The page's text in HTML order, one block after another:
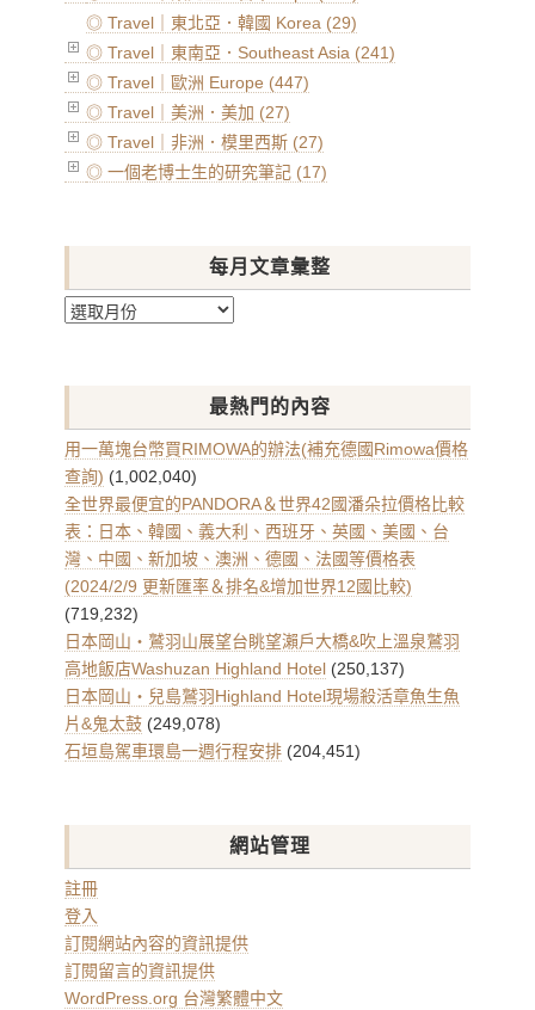
◎ Travel｜東北亞．韓國 Korea (29)
◎ Travel｜東南亞．Southeast Asia (241)
◎ Travel｜歐洲 Europe (447)
◎ Travel｜美洲．美加 (27)
◎ Travel｜非洲．模里西斯 (27)
◎ 一個老博士生的研究筆記 (17)
每月文章彙整
每
章
整
最熱門的內容
用一萬塊台幣買RIMOWA的辦法(補充德國Rimowa價格
查詢) (1,002,040)
全世界最便宜的PANDORA＆世界42國潘朵拉價格比較
表：日本、韓國、義大利、西班牙、英國、美國、台
灣、中國、新加坡、澳洲、德國、法國等價格表
(2024/2/9 更新匯率＆排名&增加世界12國比較)
(719,232)
日本岡山・鷲羽山展望台眺望瀨戶大橋&吹上溫泉鷲羽
高地飯店Washuzan Highland Hotel (250,137)
日本岡山・兒島鷲羽Highland Hotel現場殺活章魚生魚
片&鬼太鼓 (249,078)
石垣島駕車環島一週行程安排 (204,451)
網站管理
註冊
登入
訂閱網站內容的資訊提供
訂閱留言的資訊提供
WordPress.org 台灣繁體中文